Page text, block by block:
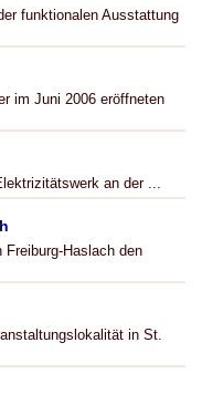
funktionalen Ausstattung
im Juni 2006 eröffneten
an der ...
Haslach den
in St.